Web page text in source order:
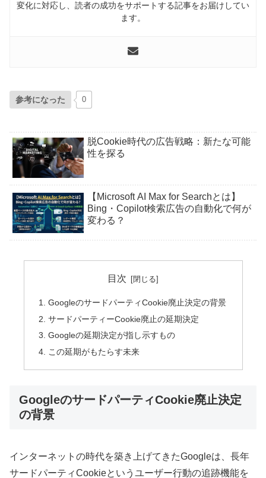
変化に対応し、読者の成功をサポートする記事をお届けしてい
ます。
参考になった 0
脱Cookie時代の広告戦略：新たな可能
性を探る
【Microsoft AI Max for Searchとは】
Bing・Copilot検索広告の自動化で何が
変わる？
目次
GoogleのサードパーティCookie廃止決定の背景
サードパーティーCookie廃止の延期決定
Googleの延期決定が指し示すもの
この延期がもたらす未来
GoogleのサードパーティCookie廃止決定
の背景
インターネットの時代を築き上げてきたGoogleは、長年
サードパーティCookieというユーザー行動の追跡機能を